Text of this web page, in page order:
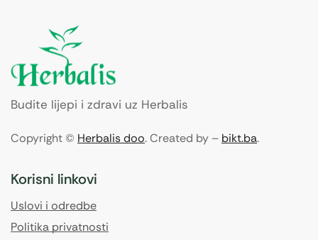
Budite lijepi i zdravi uz Herbalis
Copyright © Herbalis doo. Created by – bikt.ba.
Korisni linkovi
Uslovi i odredbe
Politika privatnosti